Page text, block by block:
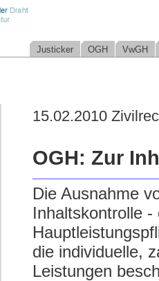
Justicker OGH VwGH
15.02.2010
OGH: Zur
Die Ausnahme
Inhaltskontrolle
die individuelle,
Leistungen